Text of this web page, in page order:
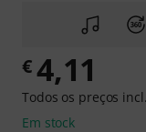
€4,11
Todos os preços
Em stock